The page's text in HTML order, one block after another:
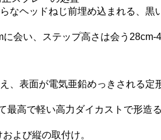
なヘッドねじ前埋め込まれる、
会い、ステップ高さは会う28cm-
、表面が電気亜鉛めっきされる
最高で軽い高力ダイカストで形
よび縦の取付け。